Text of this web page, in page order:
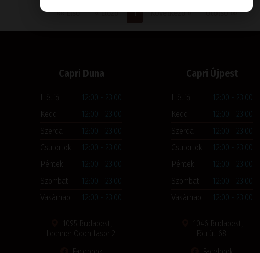
«« ElsőElső oldal
« ElőzőElőző1 Következő »Következő
Utolsó »»Utolsó
Capri Duna
Hétfő
12:00 - 23:00
Kedd
12:00 - 23:00
Szerda
12:00 - 23:00
Csütörtök
12:00 - 23:00
Péntek
12:00 - 23:00
Szombat
12:00 - 23:00
Vasárnap
12:00 - 23:00
1095 Budapest,
Lechner Ödön fasor 2.
Capri Újpest
Hétfő
12:00 - 23:00
Kedd
12:00 - 23:00
Szerda
12:00 - 23:00
Csütörtök
12:00 - 23:00
Péntek
12:00 - 23:00
Szombat
12:00 - 23:00
Vasárnap
12:00 - 23:00
1046 Budapest,
Fóti út 68.